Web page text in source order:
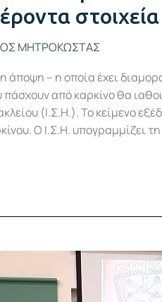
στοιχεία
ΜΗΤΡΟΚΩΣΤΑΣ
άποψη – η οποία έχει
πάσχουν από καρκίνο θα
(Ι.Σ.Η.). Το κείμενο
Ο Ι.Σ.Η. υπογραμμίζει